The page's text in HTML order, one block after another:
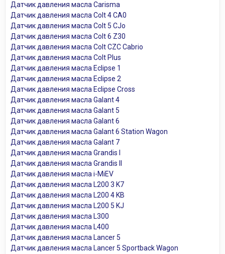
Датчик давления масла Carisma
Датчик давления масла Colt 4 CA0
Датчик давления масла Colt 5 CJo
Датчик давления масла Colt 6 Z30
Датчик давления масла Colt CZC Cabrio
Датчик давления масла Colt Plus
Датчик давления масла Eclipse 1
Датчик давления масла Eclipse 2
Датчик давления масла Eclipse Cross
Датчик давления масла Galant 4
Датчик давления масла Galant 5
Датчик давления масла Galant 6
Датчик давления масла Galant 6 Station Wagon
Датчик давления масла Galant 7
Датчик давления масла Grandis I
Датчик давления масла Grandis II
Датчик давления масла i-MiEV
Датчик давления масла L200 3 K7
Датчик давления масла L200 4 KB
Датчик давления масла L200 5 KJ
Датчик давления масла L300
Датчик давления масла L400
Датчик давления масла Lancer 5
Датчик давления масла Lancer 5 Sportback Wagon